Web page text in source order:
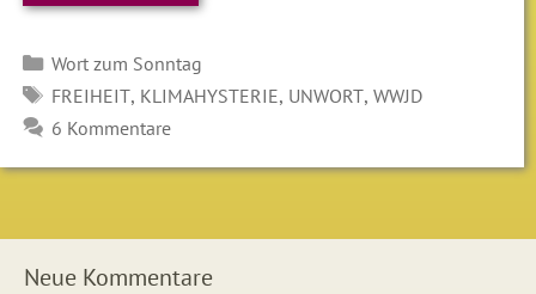
Kategorien
Wort zum Sonntag
SCHLAGWÖRTER
FREIHEIT, KLIMAHYSTERIE, UNWORT, WWJD
6 Kommentare
Neue Kommentare